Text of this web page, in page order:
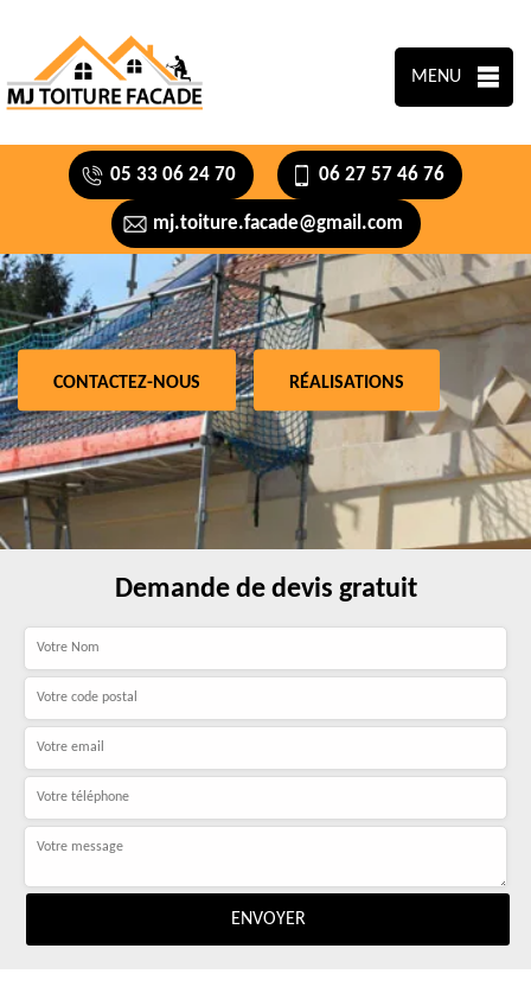
MENU
05 33 06 24 70 06 27 57 46 76
mj.toiture.facade@gmail.com
CONTACTEZ-NOUS RÉALISATIONS
Demande de devis gratuit